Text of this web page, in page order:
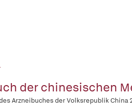
der chinesischen
Arzneibuches der Volksrepublik China